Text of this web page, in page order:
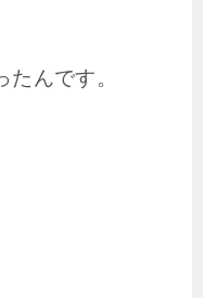
んです。